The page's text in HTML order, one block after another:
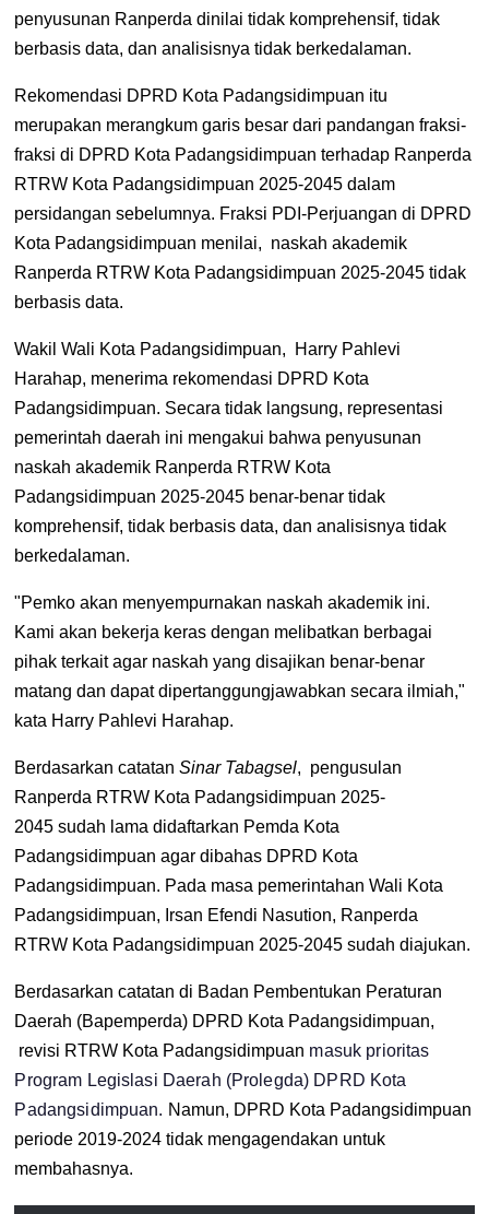
penyusunan Ranperda dinilai tidak komprehensif, tidak
berbasis data, dan analisisnya tidak berkedalaman.
Rekomendasi DPRD Kota Padangsidimpuan itu
merupakan merangkum garis besar dari pandangan fraksi-
fraksi di DPRD Kota Padangsidimpuan terhadap Ranperda
RTRW Kota Padangsidimpuan 2025-2045 dalam
persidangan sebelumnya. Fraksi PDI-Perjuangan di DPRD
Kota Padangsidimpuan menilai, naskah akademik
Ranperda RTRW Kota Padangsidimpuan 2025-2045 tidak
berbasis data.
Wakil Wali Kota Padangsidimpuan,
Harry Pahlevi
Harahap, menerima rekomendasi DPRD Kota
Padangsidimpuan. Secara tidak langsung, representasi
pemerintah daerah ini mengakui bahwa penyusunan
naskah akademik Ranperda RTRW Kota
Padangsidimpuan 2025-2045 benar-benar tidak
komprehensif, tidak berbasis data, dan analisisnya tidak
berkedalaman.
"Pemkoakan menyempurnakan naskah akademik ini.
Kami akan bekerja keras dengan melibatkan berbagai
pihak terkait agar naskah yang disajikan benar-benar
matang dan dapat dipertanggungjawabkan secara ilmiah,"
kata Harry Pahlevi Harahap.
Berdasarkan catatanSinar Tabagsel, pengusulan
Ranperda RTRW Kota Padangsidimpuan 2025-
2045 sudah lama didaftarkan Pemda Kota
Padangsidimpuan agar dibahas DPRD Kota
Padangsidimpuan. Pada masa pemerintahan Wali Kota
Padangsidimpuan, Irsan Efendi Nasution, Ranperda
RTRW Kota Padangsidimpuan 2025-2045 sudah diajukan.
Berdasarkan catatan di Badan Pembentukan Peraturan
Daerah (Bapemperda) DPRD Kota Padangsidimpuan,
revisi RTRW Kota Padangsidimpuan masuk prioritas
Program Legislasi Daerah (Prolegda) DPRD Kota
Padangsidimpuan. Namun, DPRD Kota Padangsidimpuan
periode 2019-2024 tidak mengagendakan untuk
membahasnya.